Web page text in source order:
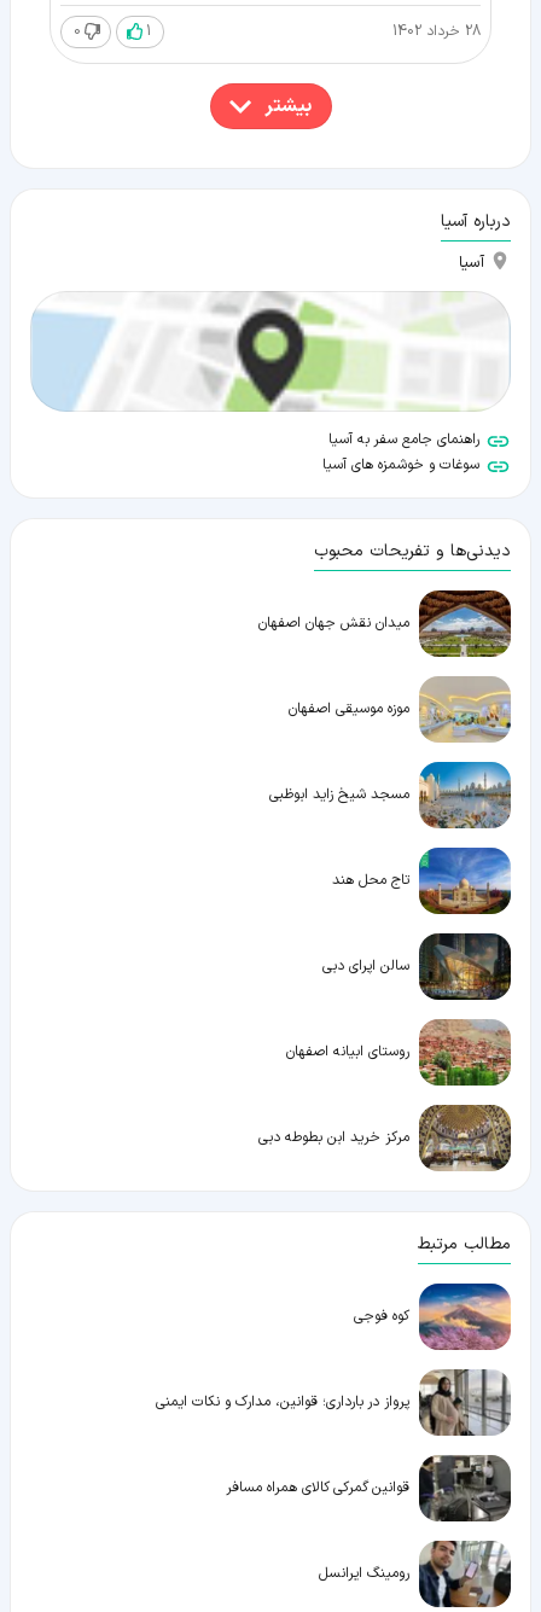
28 خرداد 1402 1
0
بیشتر
درباره آسیا
آسیا
راهنمای جامع سفر به آسیا
سوغات و خوشمزه های آسیا
دیدنی‌ها و تفریحات محبوب
میدان نقش جهان اصفهان
موزه موسیقی اصفهان
مسجد شیخ زاید ابوظبی
تاج محل هند
سالن اپرای دبی
روستای ابیانه اصفهان
مرکز خرید ابن بطوطه دبی
مطالب مرتبط
کوه فوجی
پرواز در بارداری؛ قوانین، مدارک و نکات ایمنی
قوانین گمرکی کالای همراه مسافر
رومینگ ایرانسل